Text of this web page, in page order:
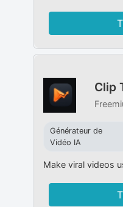
Clip
Générateur de
Vidéo IA
Make viral videos